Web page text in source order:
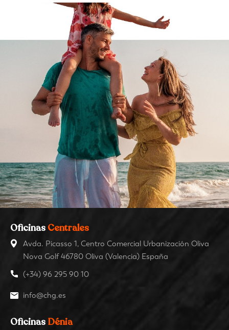
Oficinas Centrales
Avda. Picasso 1, Centro Comercial Urbanización Oliva
Nova Golf 46780 Oliva (Valencia) España
(+34) 96 295 90 10
info@chg.es
Oficinas Dénia